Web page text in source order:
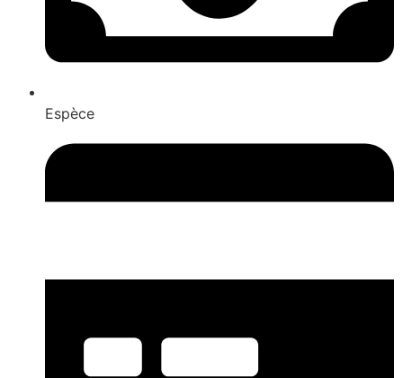
Espèce